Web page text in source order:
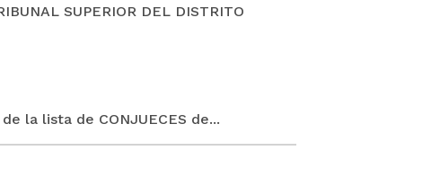
SUPERIOR DEL DISTRITO
la lista de CONJUECES de...